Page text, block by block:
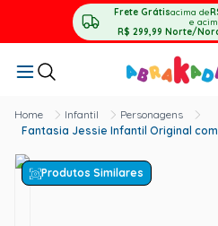
Frete Grátisacima de
e
R$ 299,99 Norte/
Infantil
Personagens
Fantasia Jessie Infantil Original
Produtos Similares